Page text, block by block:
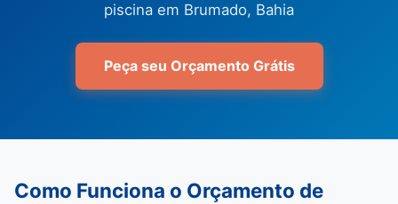
piscina em Brumado, Bahia
Peça seu Orçamento Grátis
Como Funciona o Orçamento de